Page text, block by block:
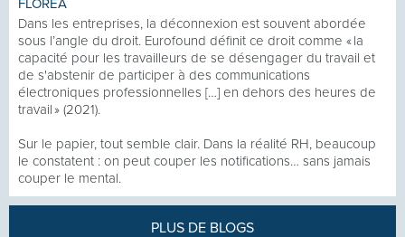
FLOREA
Dans les entreprises, la déconnexion est souvent abordée
sous l’angle du droit. Eurofound définit ce droit comme « la
capacité pour les travailleurs de se désengager du travail et
de s'abstenir de participer à des communications
électroniques professionnelles […] en dehors des heures de
travail » (2021).
Sur le papier, tout semble clair. Dans la réalité RH, beaucoup
le constatent : on peut couper les notifications… sans jamais
couper le mental.
PLUS DE BLOGS